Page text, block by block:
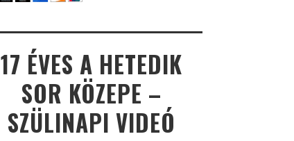
17 ÉVES A HETEDIK
SOR KÖZEPE –
SZÜLINAPI VIDEÓ